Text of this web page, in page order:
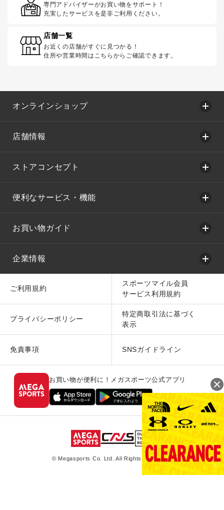
専門アドバイザーがお買い物をサポート！
充実したサービスを是非ご利用ください。
店舗一覧
お近くの店舗がすぐに見つかる！
住所や営業時間はこちらからご確認できます。
オンラインショップ
店舗情報
ストアコンセプト
便利なサービス・機能
お買い物ガイド
企業情報
ご利用規約
スポーツマイル会員
サービス利用規約
プライバシーポリシー
特定商取引法に基づく
表示
免責事項 SNSガイドライン
お買い物が便利に！メガスポーツ公式アプリ
© Megasports Co. Ltd. All Rights Reserved.